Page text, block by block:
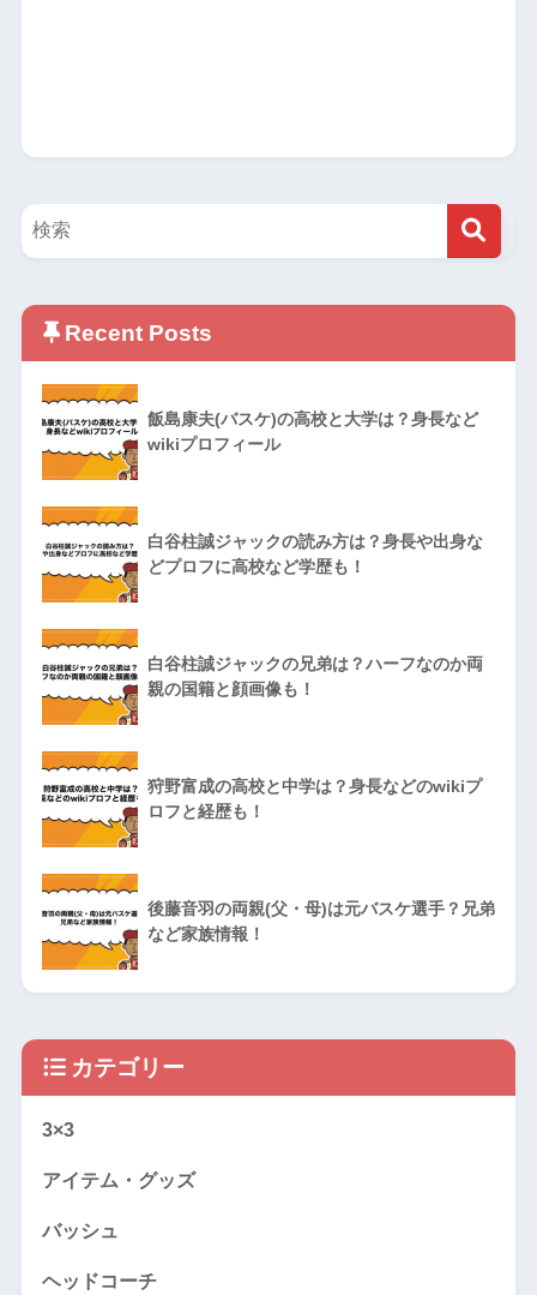
Recent Posts
飯島康夫(バスケ)の高校と大学は？身長など
wikiプロフィール
白谷柱誠ジャックの読み方は？身長や出身な
どプロフに高校など学歴も！
白谷柱誠ジャックの兄弟は？ハーフなのか両
親の国籍と顔画像も！
狩野富成の高校と中学は？身長などのwikiプ
ロフと経歴も！
後藤音羽の両親(父・母)は元バスケ選手？兄弟
など家族情報！
カテゴリー
3×3
アイテム・グッズ
バッシュ
ヘッドコーチ